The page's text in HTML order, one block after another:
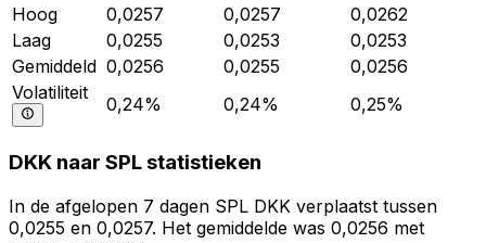
Hoog
0,0257 0,0257
0,0262
Laag
0,0255 0,0253
0,0253
Gemiddeld 0,0256 0,0255
0,0256
Volatiliteit
0,24% 0,24% 0,25%
DKK naar SPL statistieken
In de afgelopen 7 dagen SPL DKK verplaatst tussen
0,0255 en 0,0257. Het gemiddelde was 0,0256 met